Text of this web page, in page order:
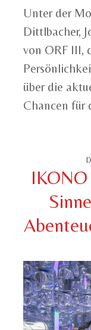
Unter der
Dittlbacher,
von ORF III,
über die
Chancen für